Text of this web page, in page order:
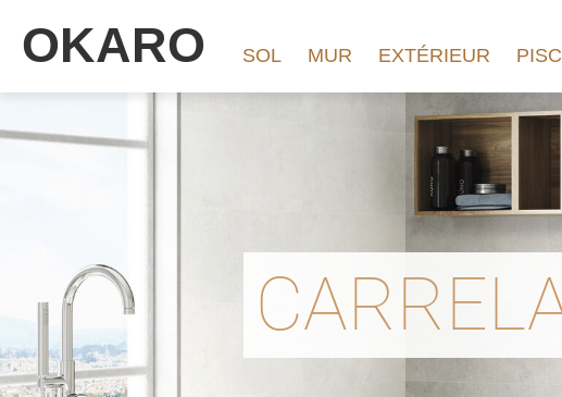
OKARO SOL MUR EXTÉRIEUR